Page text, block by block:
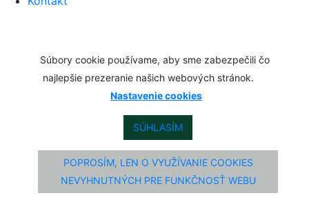
Súbory cookie používame, aby sme zabezpečili čo
najlepšie prezeranie našich webových stránok.
Nastavenie cookies
SÚHLASÍM
POPROSÍM, LEN O VYUŽÍVANIE COOKIES
NEVYHNUTNÝCH PRE FUNKČNOSŤ WEBU